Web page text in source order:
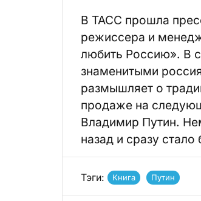
В ТАСС прошла
режиссера и
любить Россию». В
знаменитыми
размышляет о
продаже на
Владимир Путин.
назад и сразу
Тэги: Книга Путин